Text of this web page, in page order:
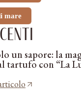
mare
un sapore: la
tartufo con “La